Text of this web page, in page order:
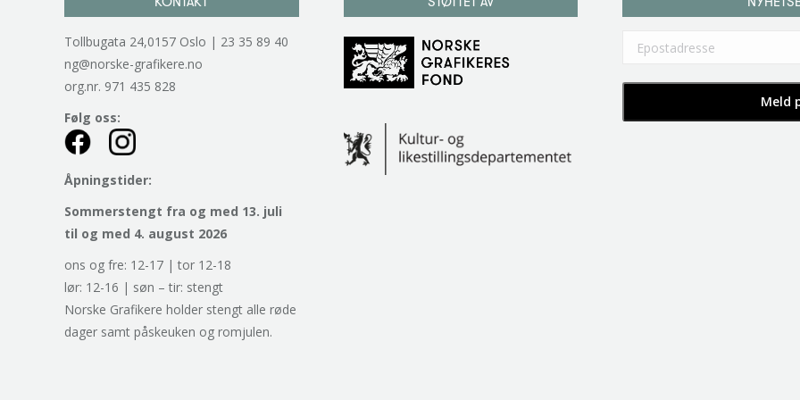
Tollbugata 24,0157 Oslo | 23 35 89 40
ng@norske-grafikere.no
org.nr. 971 435 828
Følg oss:
Åpningstider:
Sommerstengt fra og med 13. juli
til og med 4. august 2026
ons og fre: 12-17 | tor 12-18
lør: 12-16 | søn – tir: stengt
Norske Grafikere holder stengt alle røde
dager samt påskeuken og romjulen.